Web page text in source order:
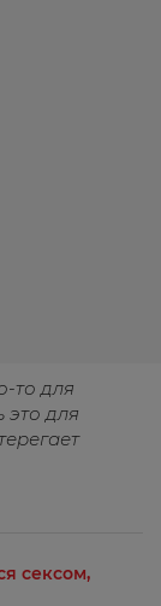
то для
для
сексом,